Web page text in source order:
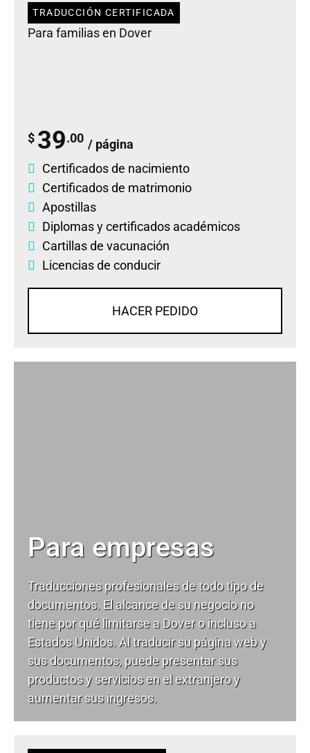
TRADUCCIÓN CERTIFICADA
Para familias en Dover
$ 39.00 / página
Certificados de nacimiento
Certificados de matrimonio
Apostillas
Diplomasycertificados académicos
Cartillas de vacunación
Licencias de conducir
HACER PEDIDO
Para empresas
Traducciones profesionales de todo tipo de
documentos. El alcance de su negocio no
tiene por qué limitarse a Dover o incluso a
Estados Unidos. Al traducir su página web y
sus documentos, puede presentar sus
productos y servicios en el extranjero y
aumentar sus ingresos.